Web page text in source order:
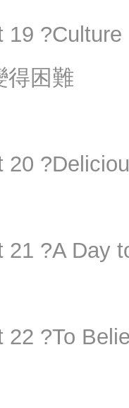
19
得困難
20
21 ?A Day
22 ?To